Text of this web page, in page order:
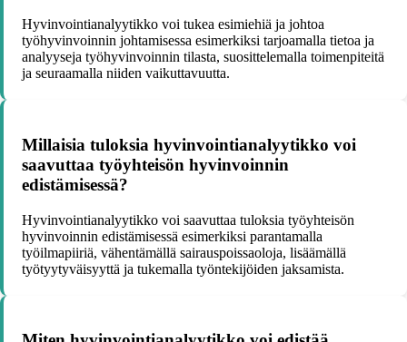
Hyvinvointianalyytikko voi tukea esimiehiä ja johtoa
työhyvinvoinnin johtamisessa esimerkiksi tarjoamalla tietoa ja
analyyseja työhyvinvoinnin tilasta, suosittelemalla toimenpiteitä
ja seuraamalla niiden vaikuttavuutta.
Millaisia tuloksia hyvinvointianalyytikko voi
saavuttaa työyhteisön hyvinvoinnin
edistämisessä?
Hyvinvointianalyytikko voi saavuttaa tuloksia työyhteisön
hyvinvoinnin edistämisessä esimerkiksi parantamalla
työilmapiiriä, vähentämällä sairauspoissaoloja, lisäämällä
työtyytyväisyyttä ja tukemalla työntekijöiden jaksamista.